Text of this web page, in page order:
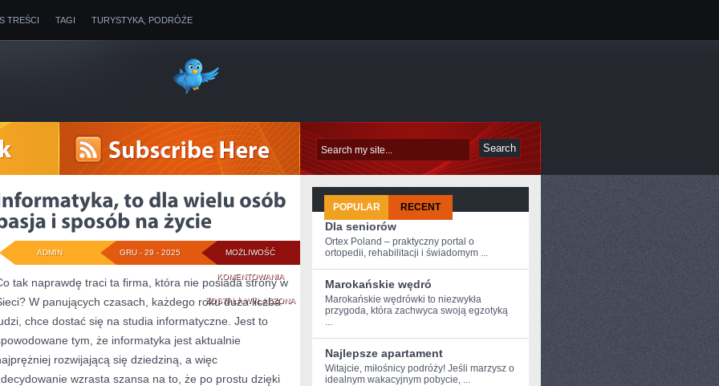
TREŚCI TAGI TURYSTYKA, PODRÓŻE
MOŻLIWOŚĆ
KOMENTOWANIAINFORMATYKA,
TO
WIELU
OSÓB
ZOSTAŁA WYŁĄCZONA
GRU - 29 - 2025
ADMIN
tak naprawdę traci ta firma, która nie posiada strony w
W panujących czasach, każdego roku duża liczba
chce dostać się na studia informatyczne. Jest to
tym, że informatyka jest aktualnie
rozwijającą się dziedziną, a więc
wzrasta szansa na to, że po prostu dzięki
POPULAR RECENT
Dla seniorów
Ortex Poland – praktyczny portal o
ortopedii, rehabilitacji i świadomym ...
Marokańskie wędró
Marokańskie wędrówki ​to niezwykła
przygoda, która zachwyca swoją egzotyką
...
Najlepsze apartament
Witajcie, miłośnicy​ podróży! Jeśli ‌marzysz o
idealnym wakacyjnym pobycie, ...